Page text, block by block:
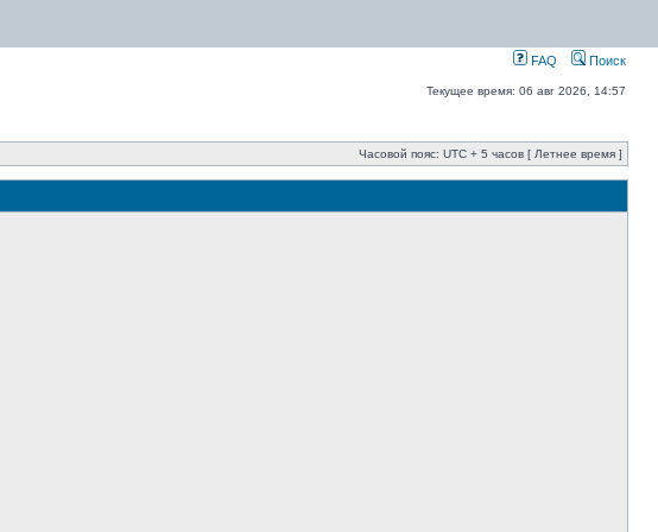
FAQ Поиск
Текущее время: 06 авг 2026, 14:57
Часовой пояс: UTC + 5 часов [ Летнее время ]